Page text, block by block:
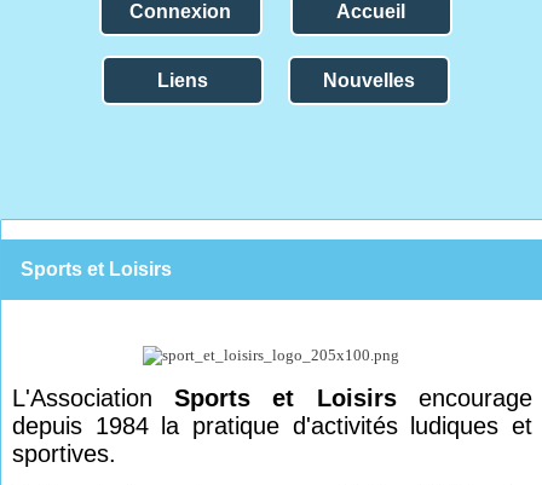
Connexion Accueil
Liens Nouvelles
Sports et Loisirs
L'AssociationSports et Loisirsencourage
depuis 1984 la pratique d'activités ludiques et
sportives.